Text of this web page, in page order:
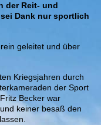
der Reit- und
Dank nur sportlich
geleitet und über
Kriegsjahren durch
der Sport
Becker war
keiner besaß den